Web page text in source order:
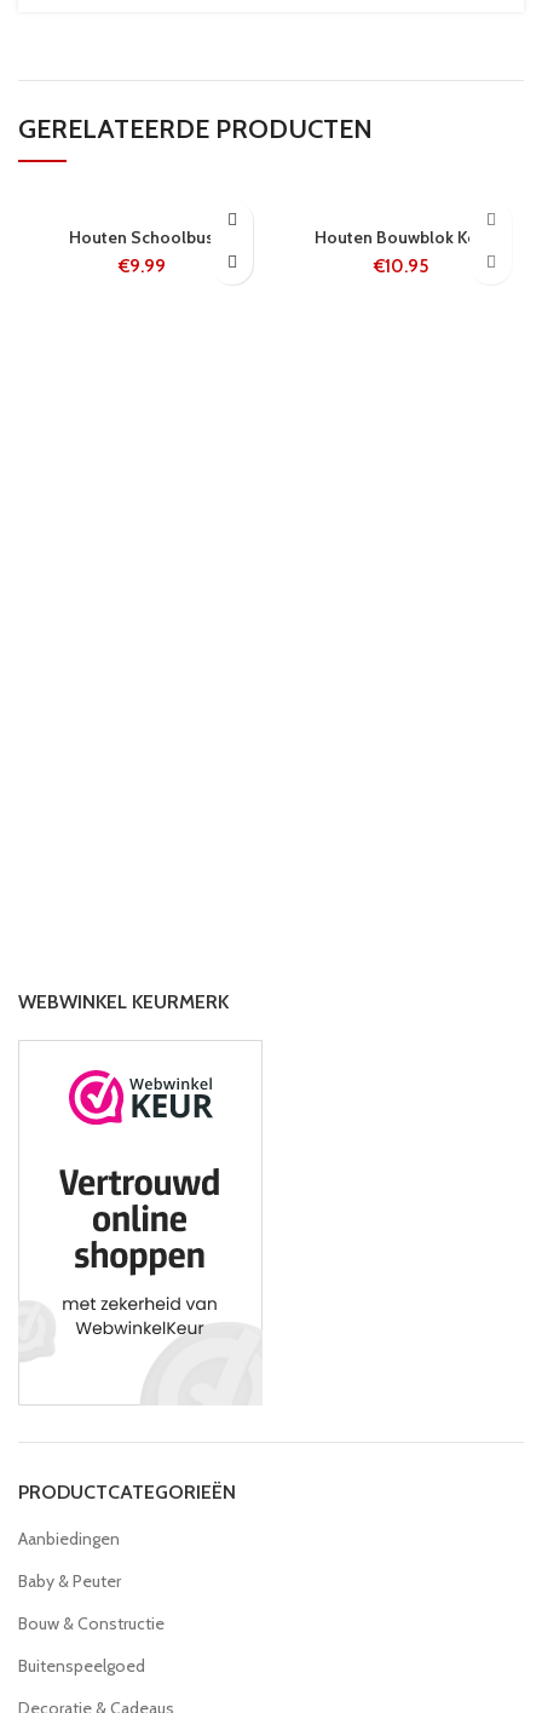
GERELATEERDE PRODUCTEN
Houten Schoolbus
€9.99
Houten Bouwblok Koe
€10.95
WEBWINKEL KEURMERK
PRODUCTCATEGORIEËN
Aanbiedingen
Baby & Peuter
Bouw & Constructie
Buitenspeelgoed
Decoratie & Cadeaus